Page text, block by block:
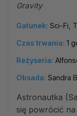
Gravity
Gatunek: Sci-Fi,
Czas trwania: 1
Reżyseria:
Obsada: Sandra
Astronautka
się powrócić